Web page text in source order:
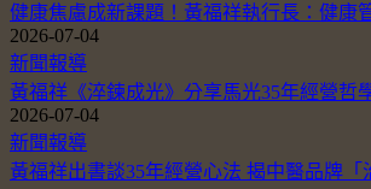
健康焦慮成新課題！黃福祥執行長：健康
2026-07-04
新聞報導
黃福祥《淬鍊成光》分享馬光35年經營
2026-07-04
新聞報導
黃福祥出書談35年經營心法 揭中醫品牌「